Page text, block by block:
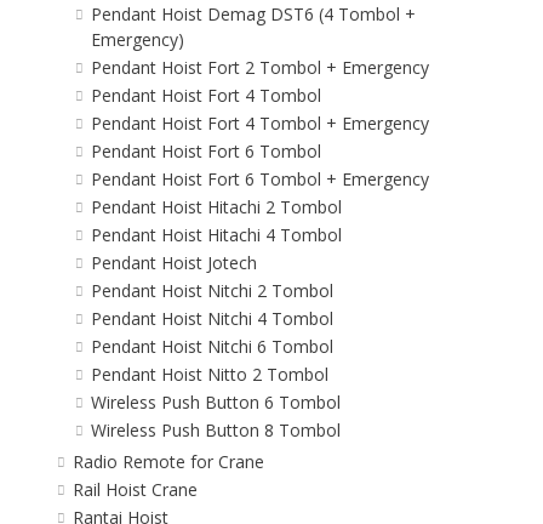
Pendant Hoist Demag DST6 (4 Tombol +
Emergency)
Pendant Hoist Fort 2 Tombol + Emergency
Pendant Hoist Fort 4 Tombol
Pendant Hoist Fort 4 Tombol + Emergency
Pendant Hoist Fort 6 Tombol
Pendant Hoist Fort 6 Tombol + Emergency
Pendant Hoist Hitachi 2 Tombol
Pendant Hoist Hitachi 4 Tombol
Pendant Hoist Jotech
Pendant Hoist Nitchi 2 Tombol
Pendant Hoist Nitchi 4 Tombol
Pendant Hoist Nitchi 6 Tombol
Pendant Hoist Nitto 2 Tombol
Wireless Push Button 6 Tombol
Wireless Push Button 8 Tombol
Radio Remote for Crane
Rail Hoist Crane
Rantai Hoist